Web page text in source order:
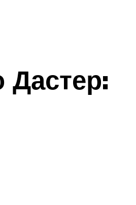
Дастер: